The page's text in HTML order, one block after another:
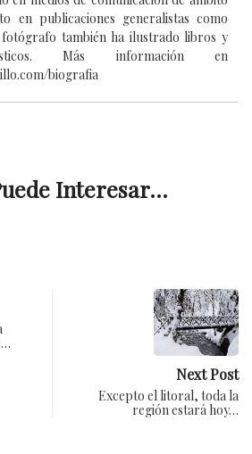
en publicaciones generalistas como
fotógrafo también ha ilustrado libros y
Más información en
biografia
Interesar...
Next Post
Excepto el litoral, toda la
región estará hoy…